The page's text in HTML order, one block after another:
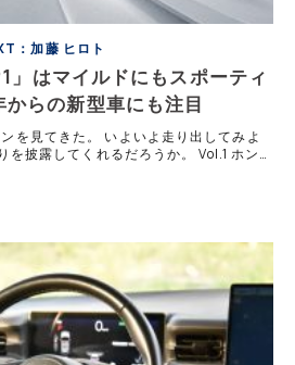
：加藤 ヒロト
」はマイルドにもスポーティ
らの新型車にも注目
を見てきた。 いよいよ走り出してみよ
を披露してくれるだろうか。 Vol.1 ホン
中国ではすでに2世代目！「ホンダ